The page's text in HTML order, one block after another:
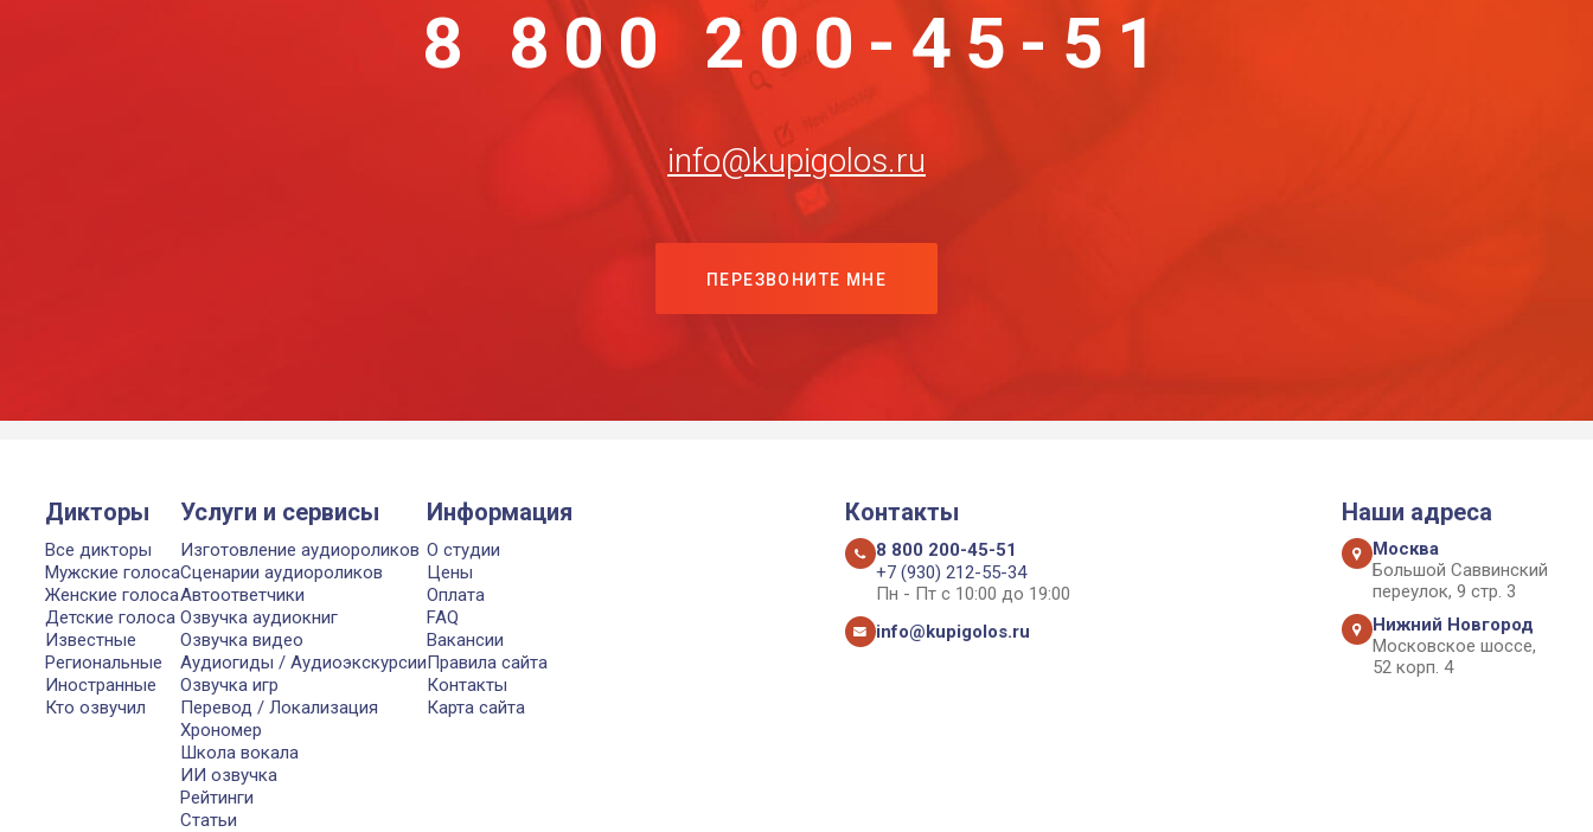
8 800 200-45-51
info@kupigolos.ru
ПЕРЕЗВОНИТЕ МНЕ
Дикторы
Все дикторы
Мужские голоса
Женские голоса
Детские голоса
Известные
Региональные
Иностранные
Кто озвучил
Услуги и сервисы
Изготовление аудиороликов
Сценарии аудиороликов
Автоответчики
Озвучка аудиокниг
Озвучка видео
Аудиогиды / Аудиоэкскурсии
Озвучка игр
Перевод / Локализация
Хрономер
Школа вокала
ИИ озвучка
Рейтинги
Статьи
Информация
О студии
Цены
Оплата
FAQ
Вакансии
Правила сайта
Контакты
Карта сайта
Контакты
8 800 200-45-51
+7 (930) 212-55-34
Пн - Пт с 10:00 до 19:00
info@kupigolos.ru
Наши адреса
Москва
Большой Саввинский
переулок, 9 стр. 3
Нижний Новгород
Московское шоссе,
52 корп. 4